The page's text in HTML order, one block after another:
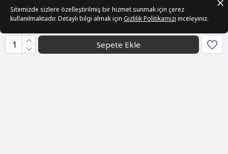
Sepete Ekle
Sitemizde sizlere özelleştirilmiş bir hizmet sunmak için çerez
kullanılmaktadır. Detaylı bilgi almak için Gizlilik Politikamızı inceleyiniz.